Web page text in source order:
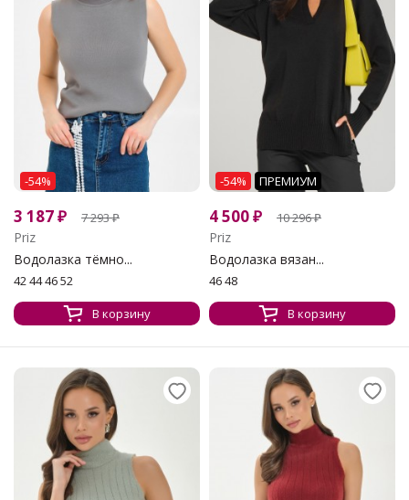
-54%
3 187₽ 7 293₽
Priz
Водолазка тёмно...
42 44 46 52
В корзину
-54% ПРЕМИУМ
4 500₽ 10 296₽
Priz
Водолазка вязан...
46 48
В корзину